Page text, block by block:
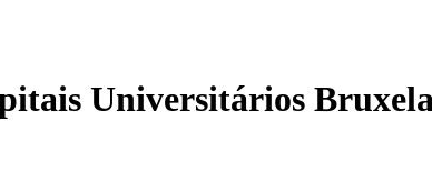
Universitários